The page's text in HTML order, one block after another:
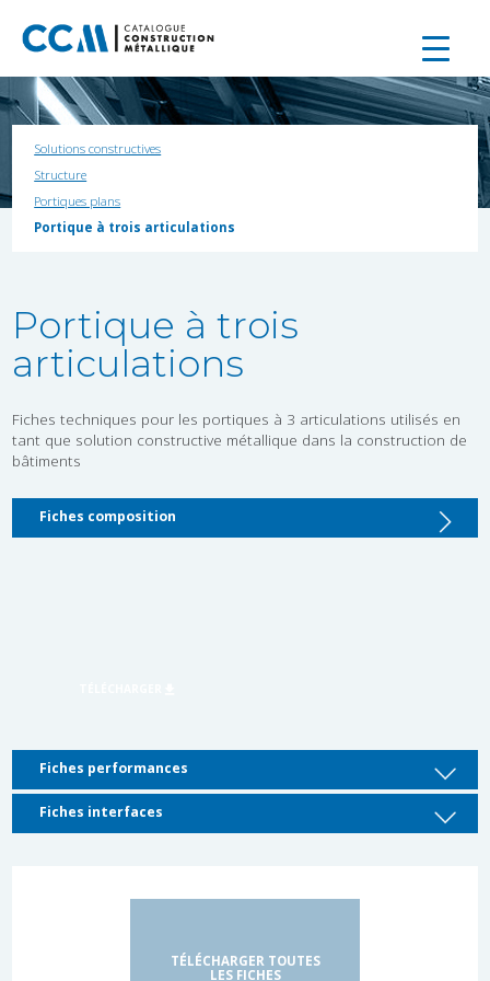
Solutions constructives
Structure
Portiques plans
Portique à trois articulations
Portique à trois
articulations
Fiches techniques pour les portiques à 3 articulations utilisés en
tant que solution constructive métallique dans la construction de
bâtiments
Fiches composition
Fiches performances
Fiches interfaces
TÉLÉCHARGER TOUTES
LES FICHES